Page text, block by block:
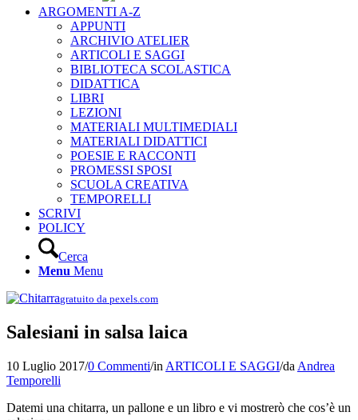
ARGOMENTI A-Z
APPUNTI
ARCHIVIO ATELIER
ARTICOLI E SAGGI
BIBLIOTECA SCOLASTICA
DIDATTICA
LIBRI
LEZIONI
MATERIALI MULTIMEDIALI
MATERIALI DIDATTICI
POESIE E RACCONTI
PROMESSI SPOSI
SCUOLA CREATIVA
TEMPORELLI
SCRIVI
POLICY
Cerca
Menu Menu
gratuito da pexels.com
Salesiani in salsa laica
10 Luglio 2017/0 Commenti/in ARTICOLI E SAGGI/da Andrea
Temporelli
Datemi una chitarra, un pallone e un libro e vi mostrerò che cos’è un